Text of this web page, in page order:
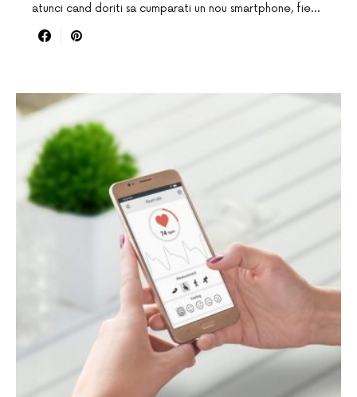
atunci cand doriti sa cumparati un nou smartphone, fie…